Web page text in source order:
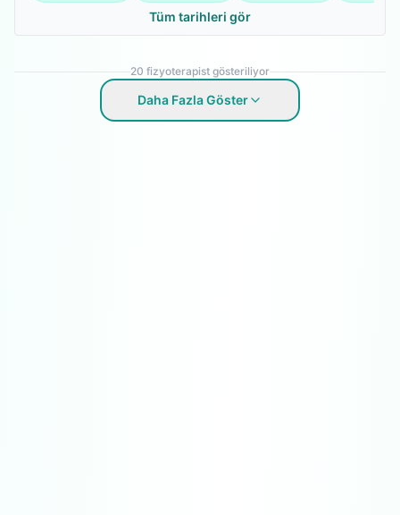
Tüm tarihleri gör
20 fizyoterapist gösteriliyor
Daha Fazla Göster